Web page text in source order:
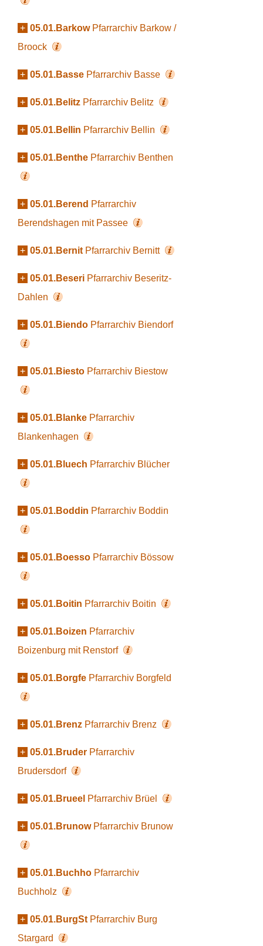
+ 05.01.Barkow Pfarrarchiv Barkow /
Broock
+ 05.01.Basse Pfarrarchiv Basse
+ 05.01.Belitz Pfarrarchiv Belitz
+ 05.01.Bellin Pfarrarchiv Bellin
+ 05.01.Benthe Pfarrarchiv Benthen
+ 05.01.Berend Pfarrarchiv
Berendshagen mit Passee
+ 05.01.Bernit Pfarrarchiv Bernitt
+ 05.01.Beseri Pfarrarchiv Beseritz-
Dahlen
+ 05.01.Biendo Pfarrarchiv Biendorf
+ 05.01.Biesto Pfarrarchiv Biestow
+ 05.01.Blanke Pfarrarchiv
Blankenhagen
+ 05.01.Bluech Pfarrarchiv Blücher
+ 05.01.Boddin Pfarrarchiv Boddin
+ 05.01.Boesso Pfarrarchiv Bössow
+ 05.01.Boitin Pfarrarchiv Boitin
+ 05.01.Boizen Pfarrarchiv
Boizenburg mit Renstorf
+ 05.01.Borgfe Pfarrarchiv Borgfeld
+ 05.01.Brenz Pfarrarchiv Brenz
+ 05.01.Bruder Pfarrarchiv
Brudersdorf
+ 05.01.Brueel Pfarrarchiv Brüel
+ 05.01.Brunow Pfarrarchiv Brunow
+ 05.01.Buchho Pfarrarchiv
Buchholz
+ 05.01.BurgSt Pfarrarchiv Burg
Stargard